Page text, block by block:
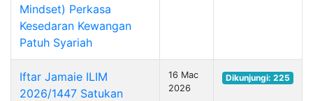
Mindset) Perkasa
Kesedaran Kewangan
Patuh Syariah
Iftar Jamaie ILIM
2026/1447 Satukan
16 Mac
2026
Dikunjungi: 225